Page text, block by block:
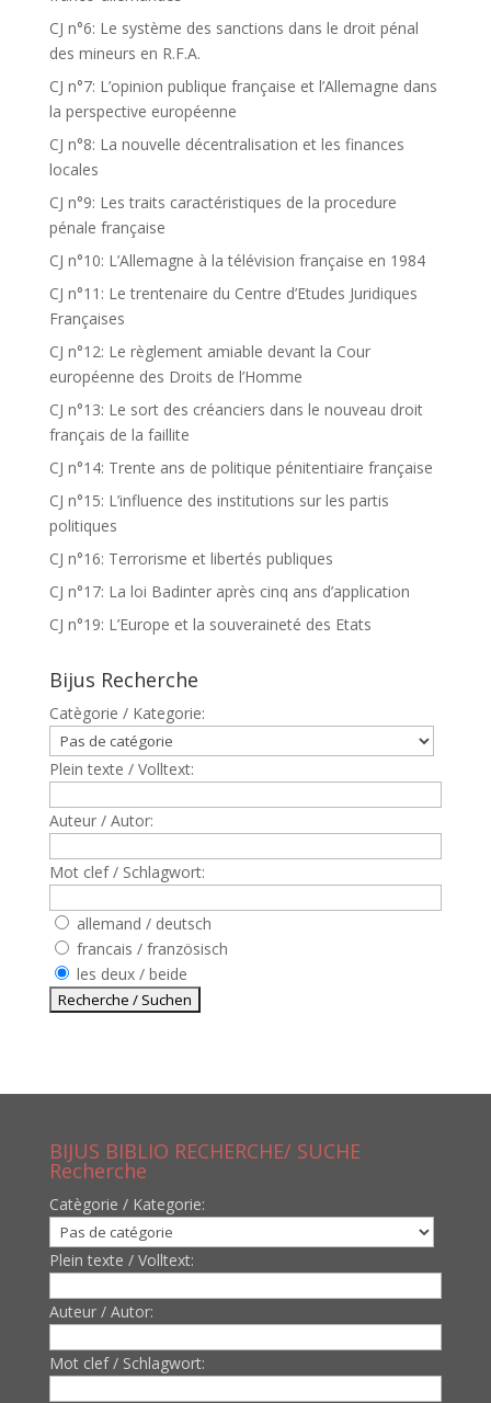
CJ n°6: Le système des sanctions dans le droit pénal
des mineurs en R.F.A.
CJ n°7: L’opinion publique française et l’Allemagne dans
la perspective européenne
CJ n°8: La nouvelle décentralisation et les finances
locales
CJ n°9: Les traits caractéristiques de la procedure
pénale française
CJ n°10: L’Allemagne à la télévision française en 1984
CJ n°11: Le trentenaire du Centre d’Etudes Juridiques
Françaises
CJ n°12: Le règlement amiable devant la Cour
européenne des Droits de l’Homme
CJ n°13: Le sort des créanciers dans le nouveau droit
français de la faillite
CJ n°14: Trente ans de politique pénitentiaire française
CJ n°15: L’influence des institutions sur les partis
politiques
CJ n°16: Terrorisme et libertés publiques
CJ n°17: La loi Badinter après cinq ans d’application
CJ n°19: L’Europe et la souveraineté des Etats
Bijus Recherche
Catègorie / Kategorie:
Plein texte / Volltext:
Auteur / Autor:
Mot clef / Schlagwort:
allemand / deutsch
francais / französisch
les deux / beide
BIJUS BIBLIO RECHERCHE/ SUCHE
Recherche
Catègorie / Kategorie:
Plein texte / Volltext:
Auteur / Autor:
Mot clef / Schlagwort: